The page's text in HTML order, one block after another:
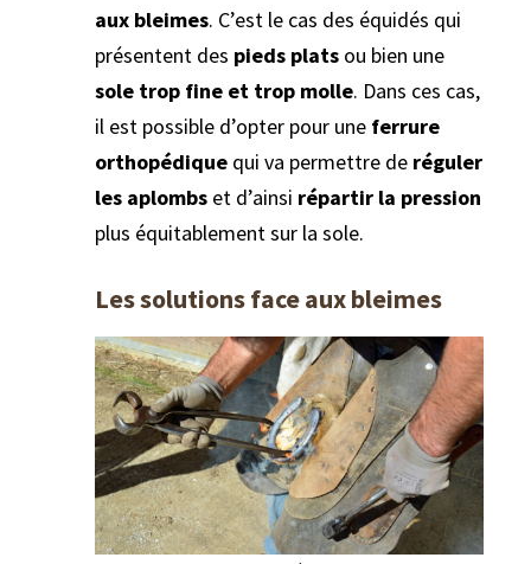
aux bleimes. C’est le cas des équidés qui
présentent des pieds plats ou bien une
sole trop fine et trop molle. Dans ces cas,
il est possible d’opter pour une ferrure
orthopédique qui va permettre de réguler
les aplombs et d’ainsi répartir la pression
plus équitablement sur la sole.
Les solutions face aux bleimes